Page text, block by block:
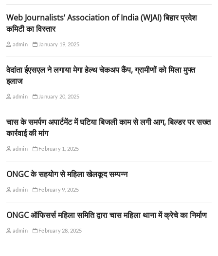
Web Journalists’ Association of India (WJAI) बिहार प्रदेश
कमिटी का विस्तार
admin January 19, 2025
वेदांता ईएसएल ने लगाया मेगा हेल्थ चेकअप कैंप, ग्रामीणों को मिला मुफ्त
इलाज
admin January 20, 2025
चास के समर्पण अपार्टमेंट में घटिया बिजली काम से लगी आग, बिल्डर पर सख्त
कार्रवाई की मांग
admin February 1, 2025
ONGC के सहयोग से महिला खेलकूद सम्पन्न
admin February 9, 2025
ONGC ऑफिसर्स महिला समिति द्वारा चास महिला थाना में क्रेचे का निर्माण
admin February 28, 2025